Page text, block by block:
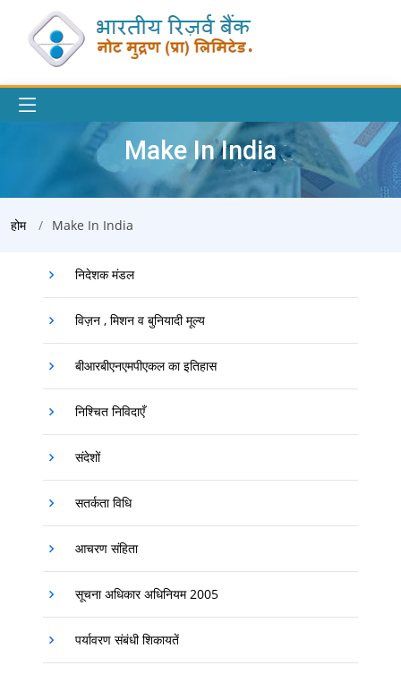
Make In India
होम Make In India
निदेशक मंडल
विज़न , मिशन व बुनियादी मूल्य
बीआरबीएनएमपीएकल का इतिहास
निश्‍चित निविदाएँ
संदेशों
सतर्कता विधि
आचरण संहिता
सूचना अधिकार अधिनियम 2005
पर्यावरण संबंधी शिकायतें